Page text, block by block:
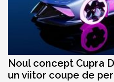
Noul concept Cupra
un viitor coupe de